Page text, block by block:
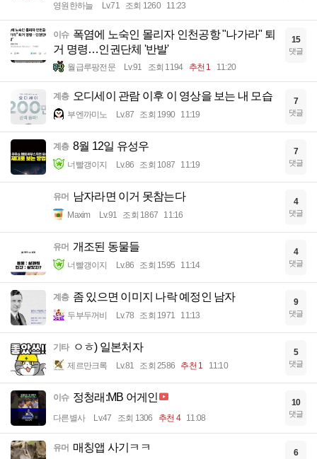
영원한하늘 Lv.71 조회 1260 11:23
이슈 폭염에 노숙인 몰리자 인천공항 "나가라" 퇴
거 명령…인권단체 '반발'
월급루팡전문 Lv.91 조회 1194 추천 1 11:20
15
댓글
계층 오디세이 관람 이후 이 영상을 보는 내 모습
부엔까미노 Lv.87 조회 1990 11:19
7
댓글
계층 8월 12일 유성우
너빨갱이지 Lv.86 조회 1087 11:19
7
댓글
유머 남자라면 이거 못참는다
Maxim Lv.91 조회 1867 11:16
4
댓글
유머 개조된 동물들
너빨갱이지 Lv.86 조회 1595 11:14
4
댓글
계층 좀 있으면 이미지 나락 예정인 남자
두부두꺼비 Lv.78 조회 1971 11:13
9
댓글
기타 ㅇㅎ) 일본처자
제르만크록 Lv.81 조회 2586 추천 1 11:10
5
댓글
이슈 정청래:MB 어게인
다른별사 Lv.47 조회 1306 추천 4 11:08
10
댓글
유머 매칭앱 사기ㅋㅋ 6